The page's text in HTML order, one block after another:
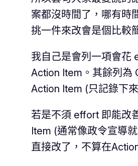
案都沒時間了，哪有時
挑一件來改會是個比較
我自己是會列一項會花
Action Item。其餘列為
Action Item (只記錄下
若是不須 effort 即能改
Item (通常像政令宣導
直接改了，不算在